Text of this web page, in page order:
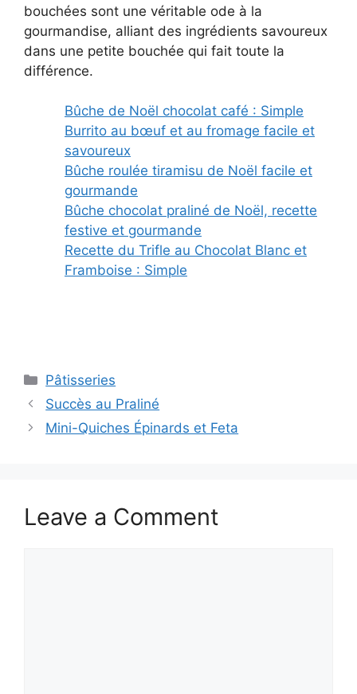
bouchées sont une véritable ode à la
gourmandise, alliant des ingrédients savoureux
dans une petite bouchée qui fait toute la
différence.
Bûche de Noël chocolat café : Simple
Burrito au bœuf et au fromage facile et
savoureux
Bûche roulée tiramisu de Noël facile et
gourmande
Bûche chocolat praliné de Noël, recette
festive et gourmande
Recette du Trifle au Chocolat Blanc et
Framboise : Simple
Categories
Pâtisseries
Succès au Praliné
Mini-Quiches Épinards et Feta
Leave a Comment